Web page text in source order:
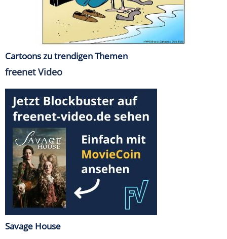
Cartoons zu trendigen Themen
freenet Video
Savage House